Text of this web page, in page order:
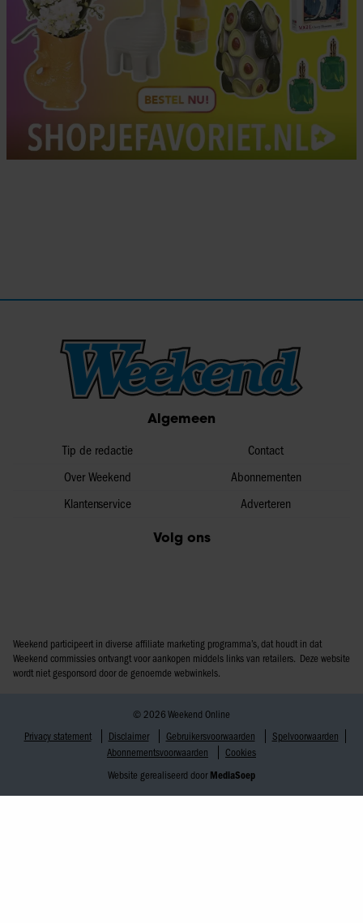
Algemeen
Tip de redactie
Over Weekend
Klantenservice
Contact
Abonnementen
Adverteren
Volg ons
Weekend participeert in diverse affiliate marketing programma’s, dat houdt in dat
Weekend commissies ontvangt voor aankopen middels links van retailers. Deze website
wordt niet gesponsord door de genoemde webwinkels.
© 2026 Weekend Online
Privacy statement
Disclaimer Gebruikersvoorwaarden
Spelvoorwaarden
Abonnementsvoorwaarden
Cookies
Website gerealiseerd door MediaSoep